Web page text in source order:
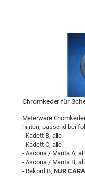
Chromkeder für
Meterware
hinten, passend bei
- Kadett B, alle
- Kadett C, alle
- Ascona / Manta A,
- Ascona / Manta B,
- Rekord B, NUR